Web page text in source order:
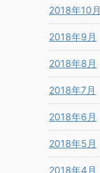
2018年10月
2018年9月
2018年8月
2018年7月
2018年6月
2018年5月
2018年4月